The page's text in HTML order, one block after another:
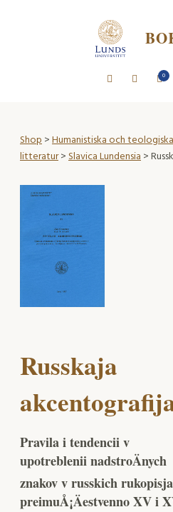
0
Shop>Humanistiska och
litteratur>Slavica Lundensia>
Russkaja
Pravila i tendencii v
upotreblenii nadstroÄnych
znakov v russkich
preimuÅ¡Äestvenno XV i